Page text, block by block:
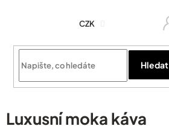
CZK
Hledat
Luxusní moka káva